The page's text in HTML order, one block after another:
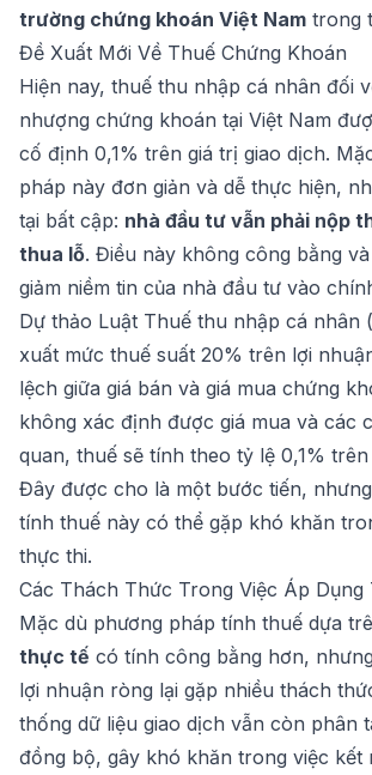
Hiện nay, thuế thu nhập cá nhân đối
nhượng chứng khoán tại Việt Nam
cố định 0,1% trên giá trị giao dịch.
pháp này đơn giản và dễ thực hiện,
tại bất cập:nhà đầu tư vẫn phải nộp
thua lỗ. Điều này không công bằng
giảm niềm tin của nhà đầu tư vào
Dự thảo Luật Thuế thu nhập cá nhân
xuất mức thuế suất 20% trên lợi
lệch giữa giá bán và giá mua chứng
không xác định được giá mua và các
quan, thuế sẽ tính theo tỷ lệ 0,1% trên
Đây được cho là một bước tiến, nhưng
tính thuế này có thể gặp khó khăn
thực thi.
Các Thách Thức Trong Việc Áp Dụng
Mặc dù phương pháp tính thuế dựa
thực tếcó tính công bằng hơn, nhưng
lợi nhuận ròng lại gặp nhiều thách
thống dữ liệu giao dịch vẫn còn phân
đồng bộ, gây khó khăn trong việc kết
quản lý thuế và các công ty chứng
thuế này đòi hỏi sự chuẩn bị kỹ lưỡng